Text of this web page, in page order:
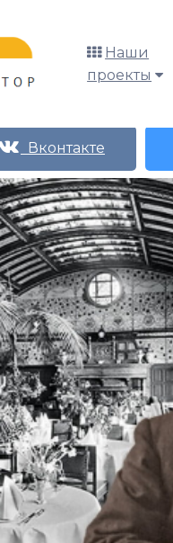
Наши
проекты
Вконтакте